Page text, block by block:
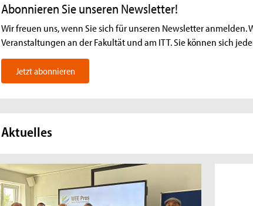
Abonnieren Sie unseren Newsletter!
Wir freuen uns, wenn Sie sichfür unseren Newsletter anmelden.
Veranstaltungen an der Fakultät und am ITT. Sie können sich
Jetzt abonnieren
Aktuelles